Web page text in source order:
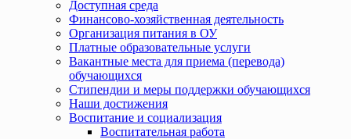
Доступная среда
Финансово-хозяйственная деятельность
Организация питания в ОУ
Платные образовательные услуги
Вакантные места для приема (перевода)
обучающихся
Стипендии и меры поддержки обучающихся
Наши достижения
Воспитание и социализация
Воспитательная работа